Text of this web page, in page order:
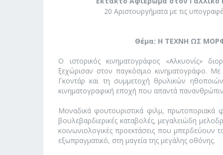
20 Αριστουργήματα με τις
Θέμα: Η ΤΕΧΝΗ ΩΣ
Ο ιστορικός κινηματογράφος «Αλκυονίς»
ξεχώρισαν στον παγκόσμιο κινηματογράφο.
Γκοντάρ και τη συμμετοχή θρυλικών
κινηματογραφική εποχή που απαντά
Μοναδικά φουτουριστικά φιλμ, πρωτοποριακά
βουλεβαρδιερικές καταβολές, μεγαλειώδη
κοινωνιολογικές προεκτάσεις που μπερδεύουν
εξωπραγματικό, στη μαγεία της μεγάλης οθόνης.